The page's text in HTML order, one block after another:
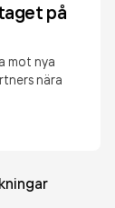
på
mot nya
nära